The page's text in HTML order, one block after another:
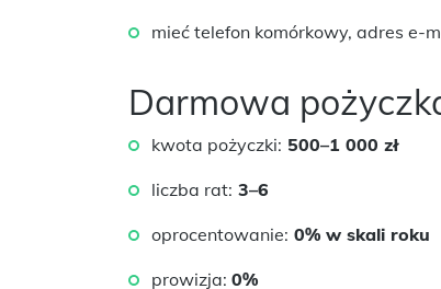
mieć telefon komórkowy, adres e-
Darmowa
kwota pożyczki: 500–1 000 zł
liczba rat: 3–6
oprocentowanie: 0% w skali roku
prowizja: 0%